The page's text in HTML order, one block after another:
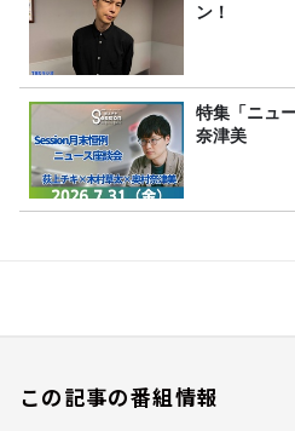
ン！
特集「ニュ
奈津美
この記事の番組情報